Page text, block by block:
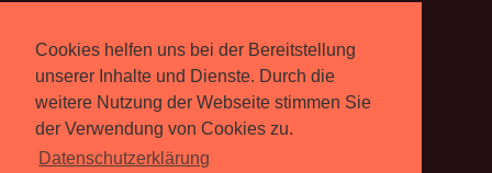
Cookies helfen uns bei der Bereitstellung
unserer Inhalte und Dienste. Durch die
weitere Nutzung der Webseite stimmen Sie
der Verwendung von Cookies zu.
Datenschutzerklärung
Über Uns
Rebell.atberichtet seit 2003
unabhängig über Computer-
und Videospiele. ( Impressum )